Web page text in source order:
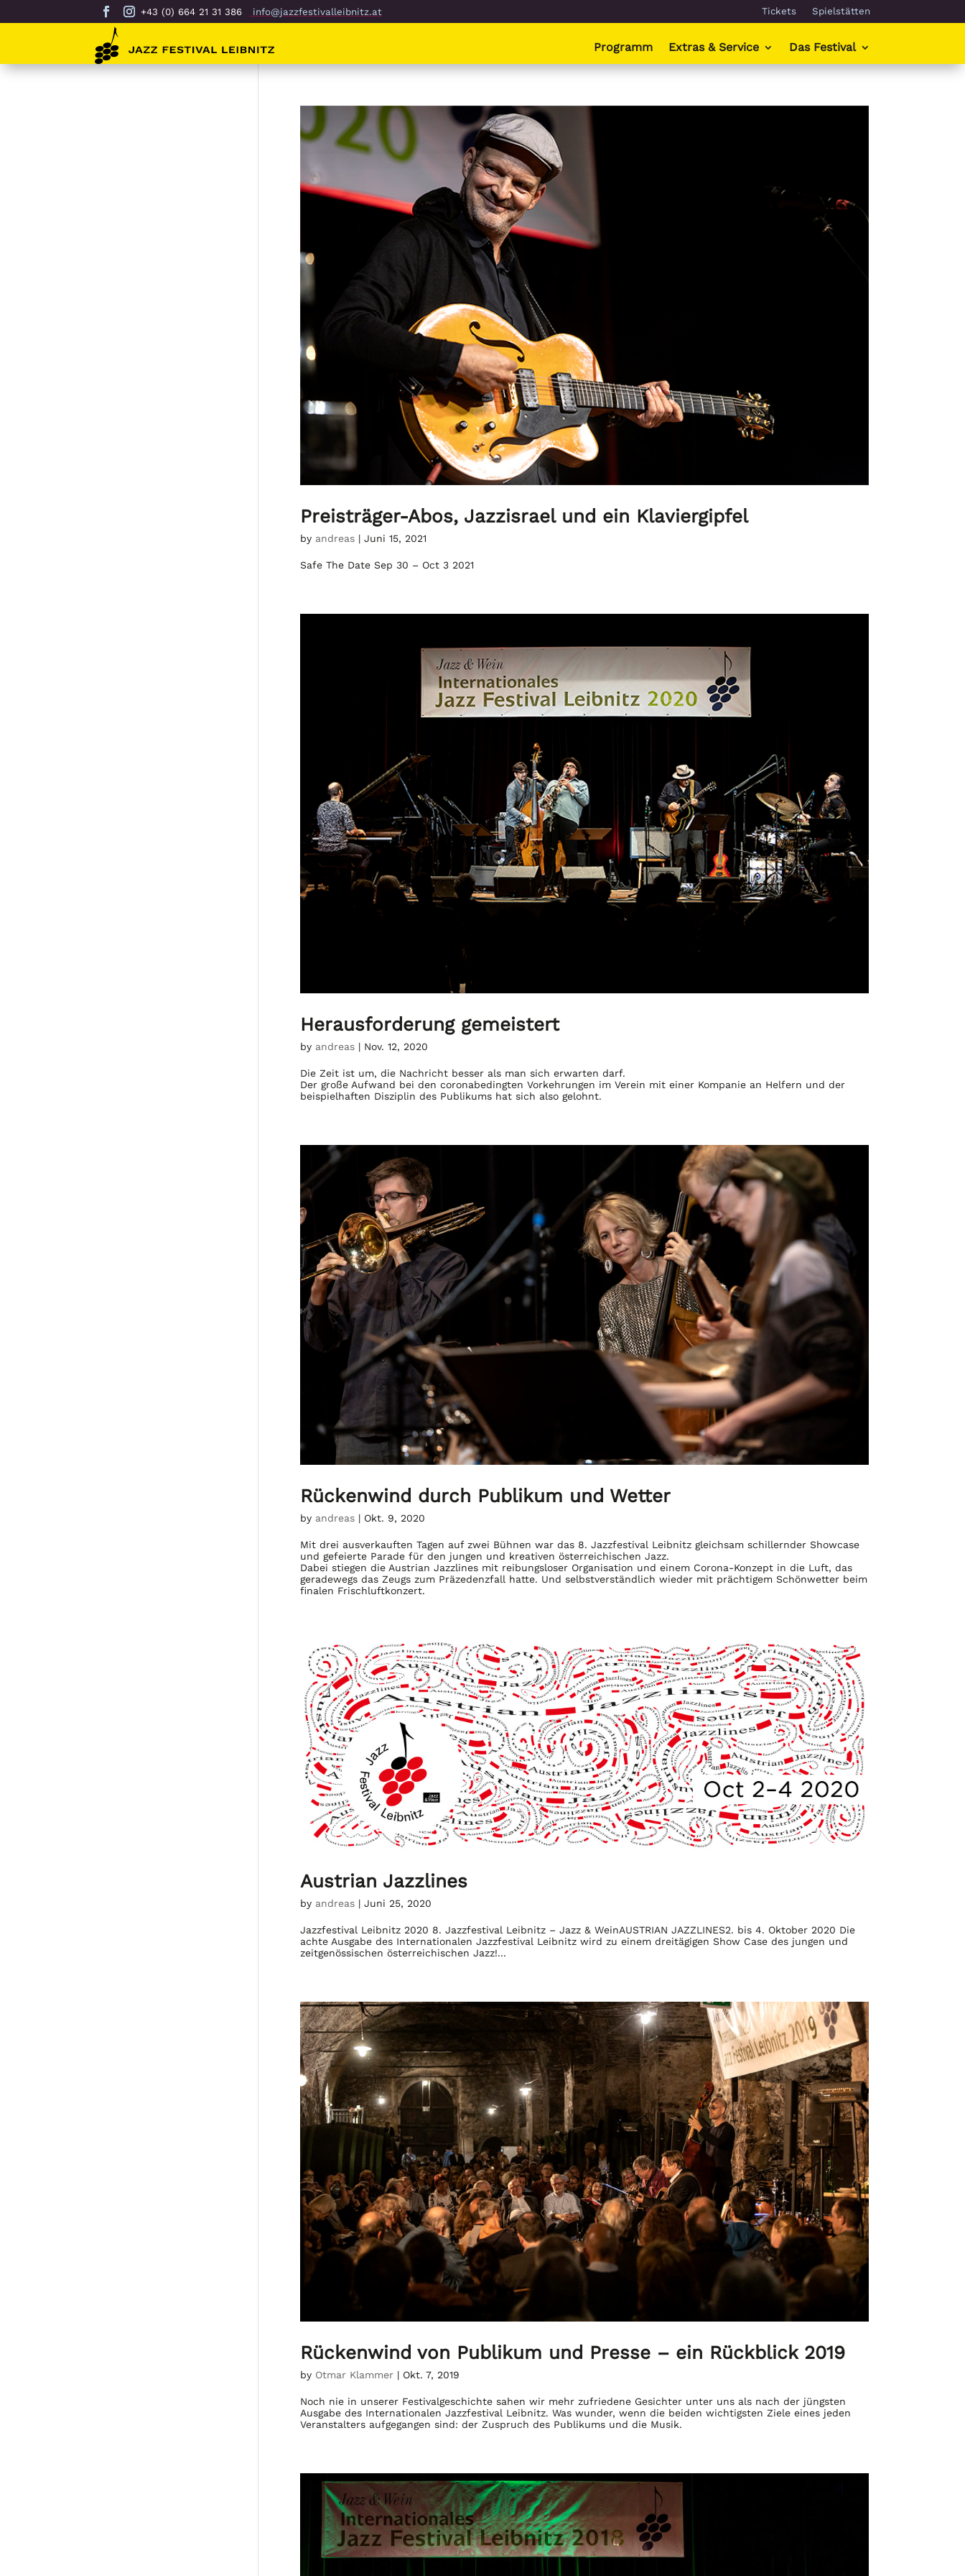
+43 (0) 664 21 31 386 info@jazzfestivalleibnitz.at Tickets Spielstätten
Programm Extras & Service Das Festival
Preisträger-Abos, Jazzisrael und ein Klaviergipfel
by andreas| Juni 15, 2021
Safe The Date Sep 30 – Oct 3 2021
Herausforderung gemeistert
by andreas| Nov. 12, 2020
Die Zeit ist um, die Nachricht besser als man sich erwarten darf.
Der große Aufwand bei den coronabedingten Vorkehrungen im Verein mit einer Kompanie an Helfern und der
beispielhaften Disziplin des Publikums hat sich also gelohnt.
Rückenwind durch Publikum und Wetter
by andreas| Okt. 9, 2020
Mit drei ausverkauften Tagen auf zwei Bühnen war das 8. Jazzfestival Leibnitz gleichsam schillernder Showcase
und gefeierte Parade für den jungen und kreativen österreichischen Jazz.
Dabei stiegen die Austrian Jazzlines mit reibungsloser Organisation und einem Corona-Konzept in die Luft, das
geradewegs das Zeugs zum Präzedenzfall hatte. Und selbstverständlich wieder mit prächtigem Schönwetter beim
finalen Frischluftkonzert.
Austrian Jazzlines
by andreas| Juni 25, 2020
Jazzfestival Leibnitz 2020 8. Jazzfestival Leibnitz – Jazz & WeinAUSTRIAN JAZZLINES2. bis 4. Oktober 2020 Die
achte Ausgabe des Internationalen Jazzfestival Leibnitz wird zu einem dreitägigen Show Case des jungen und
zeitgenössischen österreichischen Jazz!...
Rückenwind von Publikum und Presse – ein Rückblick 2019
by Otmar Klammer| Okt. 7, 2019
Noch nie in unserer Festivalgeschichte sahen wir mehr zufriedene Gesichter unter uns als nach der jüngsten
Ausgabe des Internationalen Jazzfestival Leibnitz. Was wunder, wenn die beiden wichtigsten Ziele eines jeden
Veranstalters aufgegangen sind: der Zuspruch des Publikums und die Musik.